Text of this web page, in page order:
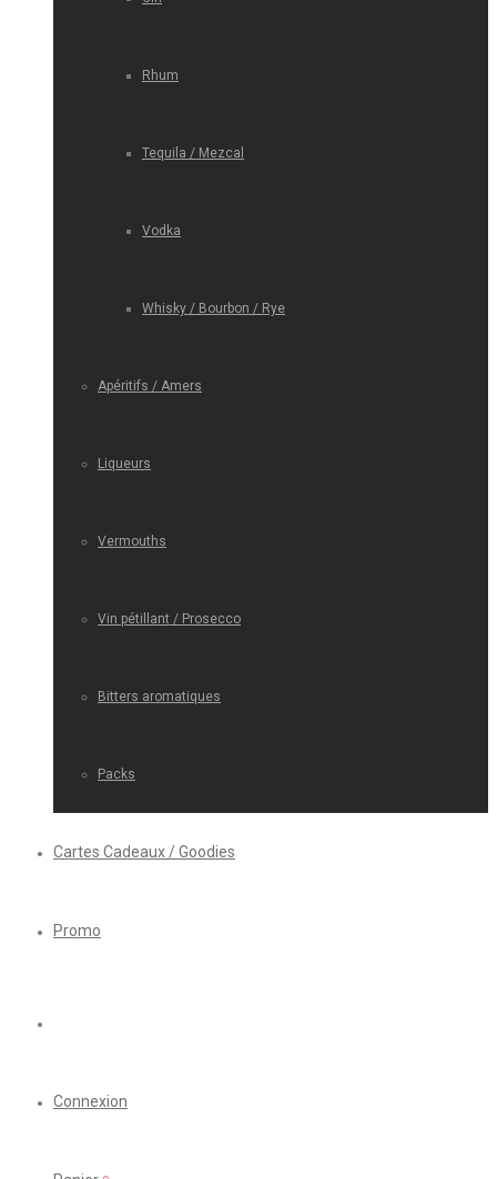
Rhum
Tequila / Mezcal
Vodka
Whisky / Bourbon / Rye
Apéritifs / Amers
Liqueurs
Vermouths
Vin pétillant / Prosecco
Bitters aromatiques
Packs
Cartes Cadeaux / Goodies
Promo
Connexion